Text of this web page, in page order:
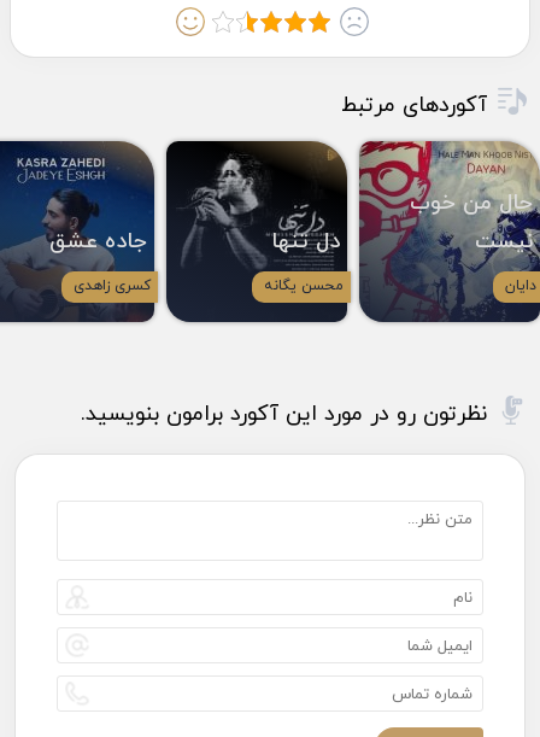
آکوردهای مرتبط
حال من خوب
نیست
دایان
دل تنها
محسن یگانه
جاده عشق
کسری زاهدی
نظرتون رو در مورد این آکورد برامون بنویسید.